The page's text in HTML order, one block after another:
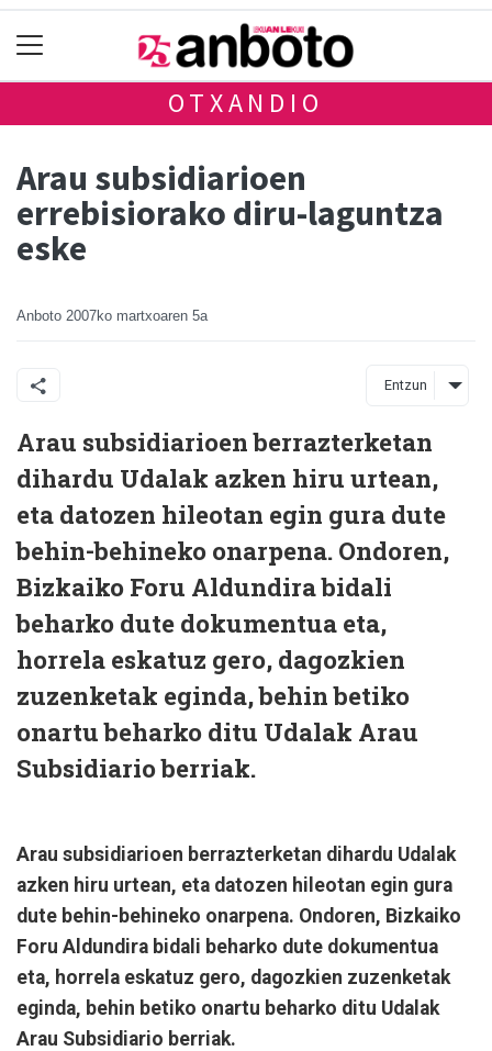
OTXANDIO
Arau subsidiarioen
errebisiorako diru-laguntza
eske
Anboto 2007ko martxoaren 5a
Entzun
Arau subsidiarioen berrazterketan
dihardu Udalak azken hiru urtean,
eta datozen hileotan egin gura dute
behin-behineko onarpena. Ondoren,
Bizkaiko Foru Aldundira bidali
beharko dute dokumentua eta,
horrela eskatuz gero, dagozkien
zuzenketak eginda, behin betiko
onartu beharko ditu Udalak Arau
Subsidiario berriak.
Arau subsidiarioen berrazterketan dihardu Udalak
azken hiru urtean, eta datozen hileotan egin gura
dute behin-behineko onarpena. Ondoren, Bizkaiko
Foru Aldundira bidali beharko dute dokumentua
eta, horrela eskatuz gero, dagozkien zuzenketak
eginda, behin betiko onartu beharko ditu Udalak
Arau Subsidiario berriak.